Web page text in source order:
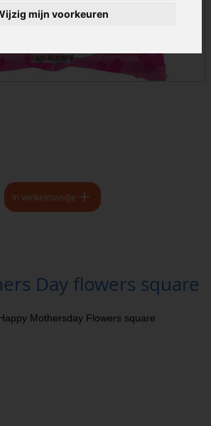
mijn voorkeuren
In winkelmandje
Day flowers square
Mothersday Flowers square